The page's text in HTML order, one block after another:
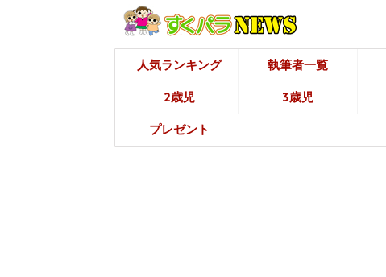
人気ランキング 執筆者一覧
2歳児 3歳児
プレゼント